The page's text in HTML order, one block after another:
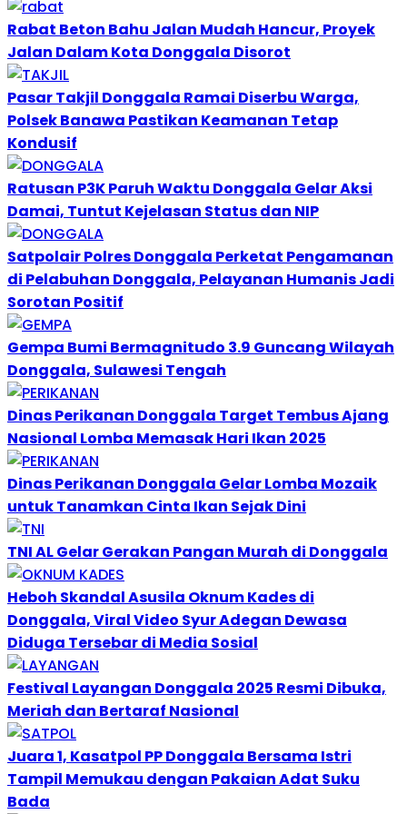
Rabat Beton Bahu Jalan Mudah Hancur, Proyek
Jalan Dalam Kota Donggala Disorot
Pasar Takjil Donggala Ramai Diserbu Warga,
Polsek Banawa Pastikan Keamanan Tetap
Kondusif
Ratusan P3K Paruh Waktu Donggala Gelar Aksi
Damai, Tuntut Kejelasan Status dan NIP
Satpolair Polres Donggala Perketat Pengamanan
di Pelabuhan Donggala, Pelayanan Humanis Jadi
Sorotan Positif
Gempa Bumi Bermagnitudo 3.9 Guncang Wilayah
Donggala, Sulawesi Tengah
Dinas Perikanan Donggala Target Tembus Ajang
Nasional Lomba Memasak Hari Ikan 2025
Dinas Perikanan Donggala Gelar Lomba Mozaik
untuk Tanamkan Cinta Ikan Sejak Dini
TNI AL Gelar Gerakan Pangan Murah di Donggala
Heboh Skandal Asusila Oknum Kades di
Donggala, Viral Video Syur Adegan Dewasa
Diduga Tersebar di Media Sosial
Festival Layangan Donggala 2025 Resmi Dibuka,
Meriah dan Bertaraf Nasional
Juara 1, Kasatpol PP Donggala Bersama Istri
Tampil Memukau dengan Pakaian Adat Suku
Bada